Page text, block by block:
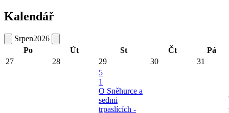
Kalendář
Srpen2026
Po
Út St Čt
Pá
27
28 29 30 31
5
1
O Sněhurce a
sedmi
trpaslících -